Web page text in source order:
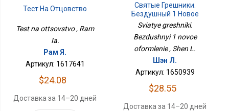
Тест На Отцовство
Test na ottsovstvo , Ram
Ia.
Рам Я.
Артикул: 1617641
$24.08
Доставка за 14–20 дней
Святые Грешники.
Бездушный 1 Новое
Оформление
Sviatye greshniki.
Bezdushnyi 1 novoe
oformlenie , Shen L.
Шэн Л.
Артикул: 1650939
$28.55
Доставка за 14–20 дней